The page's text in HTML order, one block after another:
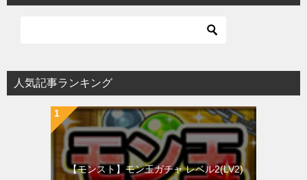
人気記事ランキング
【モンスト】モン玉ガチャ レベル2(LV2)